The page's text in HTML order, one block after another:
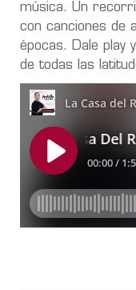
música. Un
con canciones de
épocas. Dale play
de todas las